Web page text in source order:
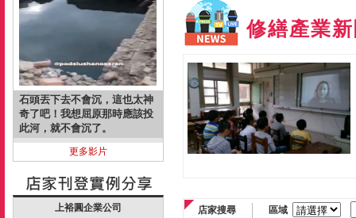
石頭丟下去不會沉，這也太神
奇了吧！我想屈原那時應該投
此河，就不會沉了。
更多影片
上裕圓企業公司
修繕產業
店家搜尋 區域